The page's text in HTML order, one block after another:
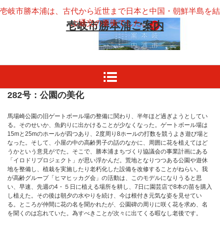
壱岐市勝本浦ご案内
壱岐市勝本浦は、古代から近世まで日本と中国・朝鮮半島を結
ぶ通交の要衝でした。
282号：公園の美化
馬場崎公園の旧ゲートボール場の整備に関わり、半年ほど過ぎようとしてい
る。そのせいか、魚釣りに出かけることが少なくなった。ゲートボール場は
15mと25mのホールが四つあり、2度周り8ホールの打数を競うよき遊び場と
なった。そして、小屋の中の高齢男子の話のなかに、周囲に花を植えてはど
うかという意見がでた。そこで、勝本浦まちづくり協議会の事業計画にある
「イロドリプロジェクト」が思い浮かんだ。荒地となりつつある公園や遊休
地を整備し、植栽を実施したり老朽化した設備を改修することがねらい。我
が高齢グループ「ヒマヒッカグ会」の活動は、このモデルになりうると思
い、早速、先週の4・５日に植える場所を耕し、7日に園芸店で8本の苗を購入
し植えた。その後は朝夕の水やりを続け、今は根付き元気な姿を見せてい
る。ところが仲間に花の名を聞かれたが、公園碑の周りに咲く花を求め、名
を聞くのは忘れていた。為すべきことが次々に出てくる暇なし老後です。